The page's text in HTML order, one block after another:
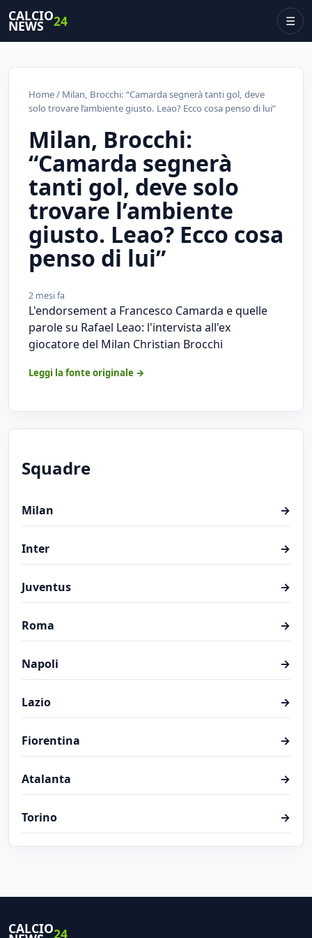
CALCIO
NEWS 24 ☰
Home/ Milan, Brocchi: “Camarda segnerà tanti gol, deve
solo trovare l’ambiente giusto. Leao? Ecco cosa penso di lui”
Milan, Brocchi:
“Camarda segnerà
tanti gol, deve solo
trovare l’ambiente
giusto. Leao? Ecco cosa
penso di lui”
2 mesi fa
L'endorsement a Francesco Camarda e quelle
parole su Rafael Leao: l'intervista all'ex
giocatore del Milan Christian Brocchi
Leggi la fonte originale →
Squadre
Milan →
Inter →
Juventus →
Roma →
Napoli →
Lazio →
Fiorentina →
Atalanta →
Torino →
CALCIO24